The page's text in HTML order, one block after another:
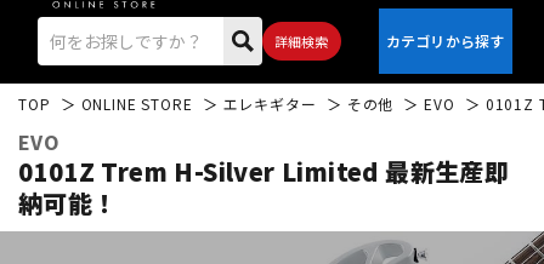
詳細検索
アコギ/エレアコ
TOP ONLINE STORE エレキギター その他 EVO 0101Z
EVO
0101Z Trem H-Silver Limited 最新生産即
納可能！